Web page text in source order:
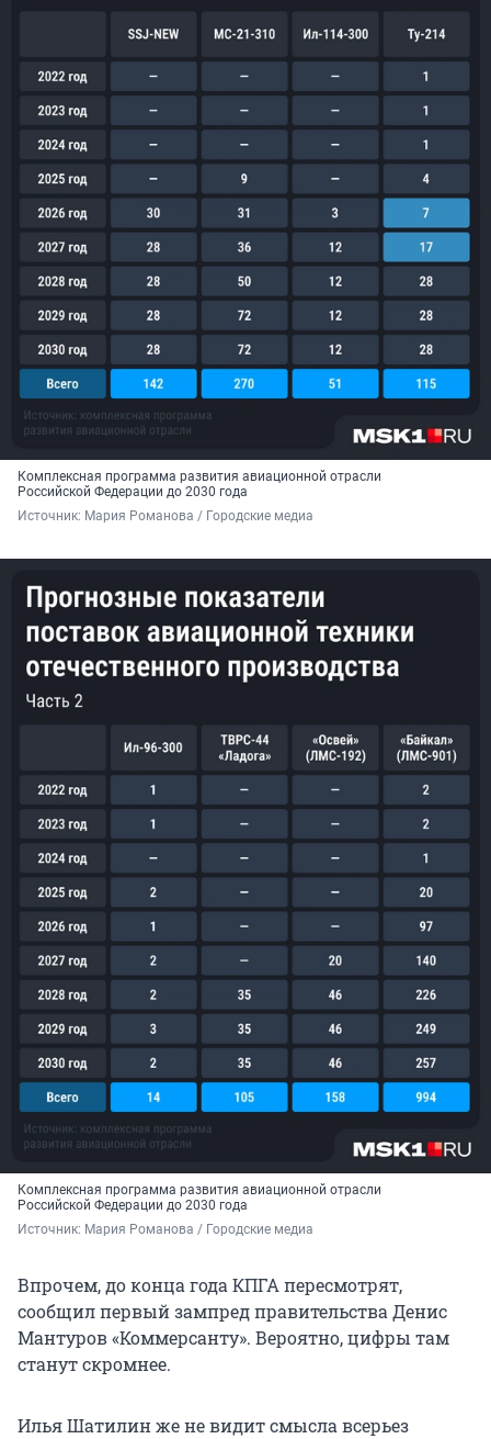
Комплексная программа развития авиационной отрасли
Российской Федерации до 2030 года
Источник: Мария Романова / Городские медиа
Комплексная программа развития авиационной отрасли
Российской Федерации до 2030 года
Источник: Мария Романова / Городские медиа
Впрочем, до конца года КПГА пересмотрят,
сообщил первый зампред правительства Денис
Мантуров «Коммерсанту». Вероятно, цифры там
станут скромнее.
Илья Шатилин же не видит смысла всерьез